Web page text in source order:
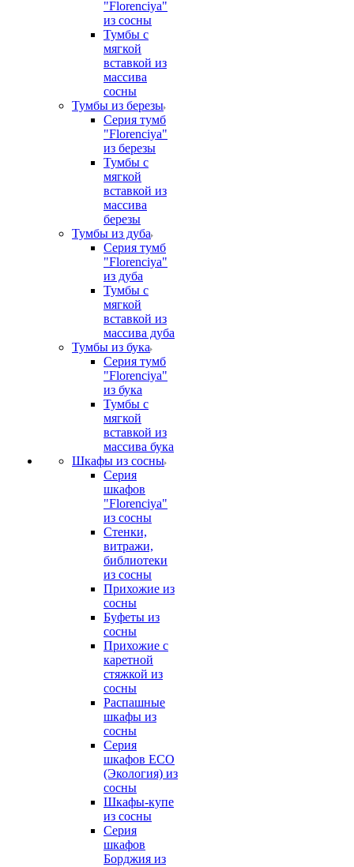
"Florenciya"
из сосны
Тумбы с
мягкой
вставкой из
массива
сосны
Тумбы из березы
Серия тумб
"Florenciya"
из березы
Тумбы с
мягкой
вставкой из
массива
березы
Тумбы из дуба
Серия тумб
"Florenciya"
из дуба
Тумбы с
мягкой
вставкой из
массива дуба
Тумбы из бука
Серия тумб
"Florenciya"
из бука
Тумбы с
мягкой
вставкой из
массива бука
Шкафы из сосны
Серия
шкафов
"Florenciya"
из сосны
Стенки,
витражи,
библиотеки
из сосны
Прихожие из
сосны
Буфеты из
сосны
Прихожие с
каретной
стяжкой из
сосны
Распашные
шкафы из
сосны
Серия
шкафов ECO
(Экология) из
сосны
Шкафы-купе
из сосны
Серия
шкафов
Борджия из